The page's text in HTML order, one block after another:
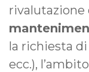
rivalutazione
la richiesta di
ecc.), l’ambito